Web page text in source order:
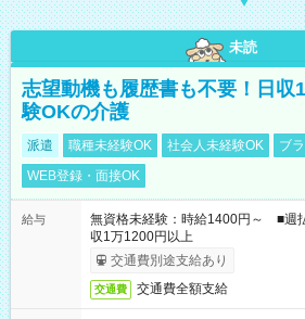
未読
志望動機も履歴書も不要！日収
験OKの介護
派遣 職種未経験OK 社会人未経験OK
ブ
WEB登録・面接OK
給与
無資格未経験：時給1400円～ ■
収1万1200円以上
交通費別途支給あり
交通費 交通費全額支給